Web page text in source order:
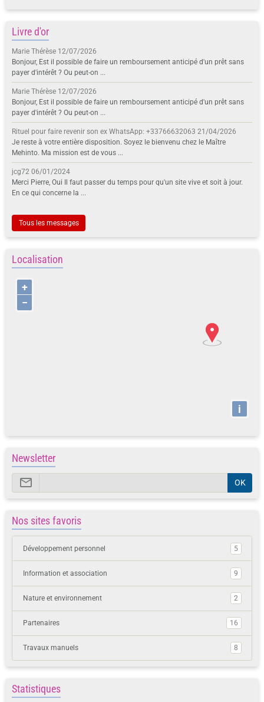
Livre d'or
Marie Thérèse 12/07/2026
Bonjour, Est il possible de faire un remboursement anticipé d'un prêt sans
payer d'intérêt ? Ou peut-on ...
Marie Thérèse 12/07/2026
Bonjour, Est il possible de faire un remboursement anticipé d'un prêt sans
payer d'intérêt ? Ou peut-on ...
Rituel pour faire revenir son ex WhatsApp: +33766632063 21/04/2026
Je reste à votre entière disposition. Soyez le bienvenu chez le Maître
Mehinto. Ma mission est de vous ...
jcg72 06/01/2024
Merci Pierre, Oui Il faut passer du temps pour qu'un site vive et soit à jour.
En ce qui concerne la ...
Tous les messages
Localisation
+
−
i
Newsletter
OK
Nos sites favoris
Développement personnel 5
Information et association 9
Nature et environnement 2
Partenaires 16
Travaux manuels 8
Statistiques